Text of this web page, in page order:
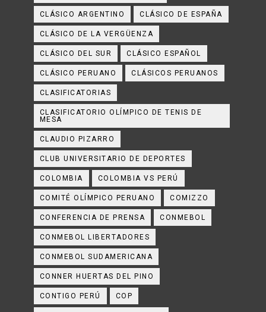
CLÁSICO ARGENTINO CLÁSICO DE ESPAÑA
CLÁSICO DE LA VERGÜENZA
CLÁSICO DEL SUR CLÁSICO ESPAÑOL
CLÁSICO PERUANO CLÁSICOS PERUANOS
CLASIFICATORIAS
CLASIFICATORIO OLÍMPICO DE TENIS DE
MESA
CLAUDIO PIZARRO
CLUB UNIVERSITARIO DE DEPORTES
COLOMBIA COLOMBIA VS PERÚ
COMITÉ OLÍMPICO PERUANO COMIZZO
CONFERENCIA DE PRENSA CONMEBOL
CONMEBOL LIBERTADORES
CONMEBOL SUDAMERICANA
CONNER HUERTAS DEL PINO
CONTIGO PERÚ COP